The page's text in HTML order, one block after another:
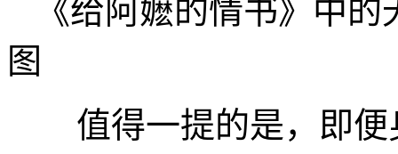
《给阿嬷的情书》中
图
值得一提的是，即便